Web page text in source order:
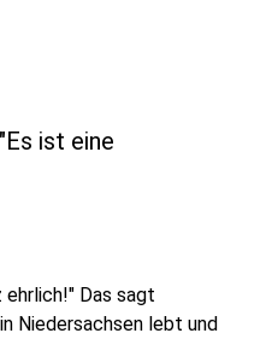
ist eine
ehrlich!" Das sagt
Niedersachsen lebt und